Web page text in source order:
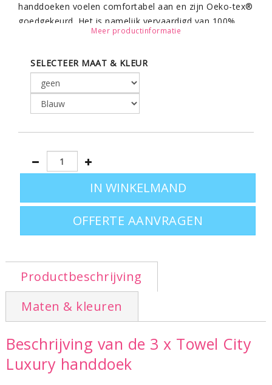
handdoeken voelen comfortabel aan en zijn Oeko-tex®
goedgekeurd. Het is namelijk vervaardigd van 100%
ringgesponnen katoen. Het formaat van de
van 550 gsm.
"Opmerkingen" in het volgende scherm.
Meer productinformatie
SELECTEER MAAT & KLEUR
OFFERTE AANVRAGEN
Productbeschrijving
Maten & kleuren
Beschrijving van de 3 x Towel City
Luxury handdoek